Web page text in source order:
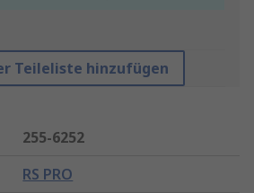
Teileliste hinzufügen
255-6252
RS PRO